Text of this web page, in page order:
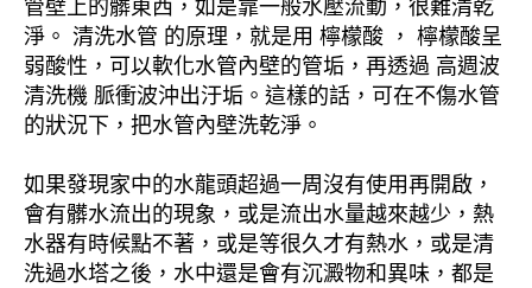
管壁上的髒東西，如是靠一般水壓流動，很難清乾
淨。 清洗水管 的原理，就是用 檸檬酸 ， 檸檬酸呈
弱酸性，可以軟化水管內壁的管垢，再透過 高週波
清洗機 脈衝波沖出汙垢。這樣的話，可在不傷水管
的狀況下，把水管內壁洗乾淨。
如果發現家中的水龍頭超過一周沒有使用再開啟，
會有髒水流出的現象，或是流出水量越來越少，熱
水器有時候點不著，或是等很久才有熱水，或是清
洗過水塔之後，水中還是會有沉澱物和異味，都是